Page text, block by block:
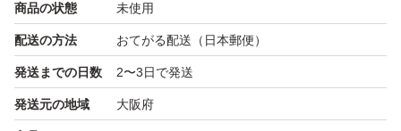
商品の状態 未使用
配送の方法 おてがる配送（日本郵便）
発送までの日数 2〜3日で発送
発送元の地域 大阪府